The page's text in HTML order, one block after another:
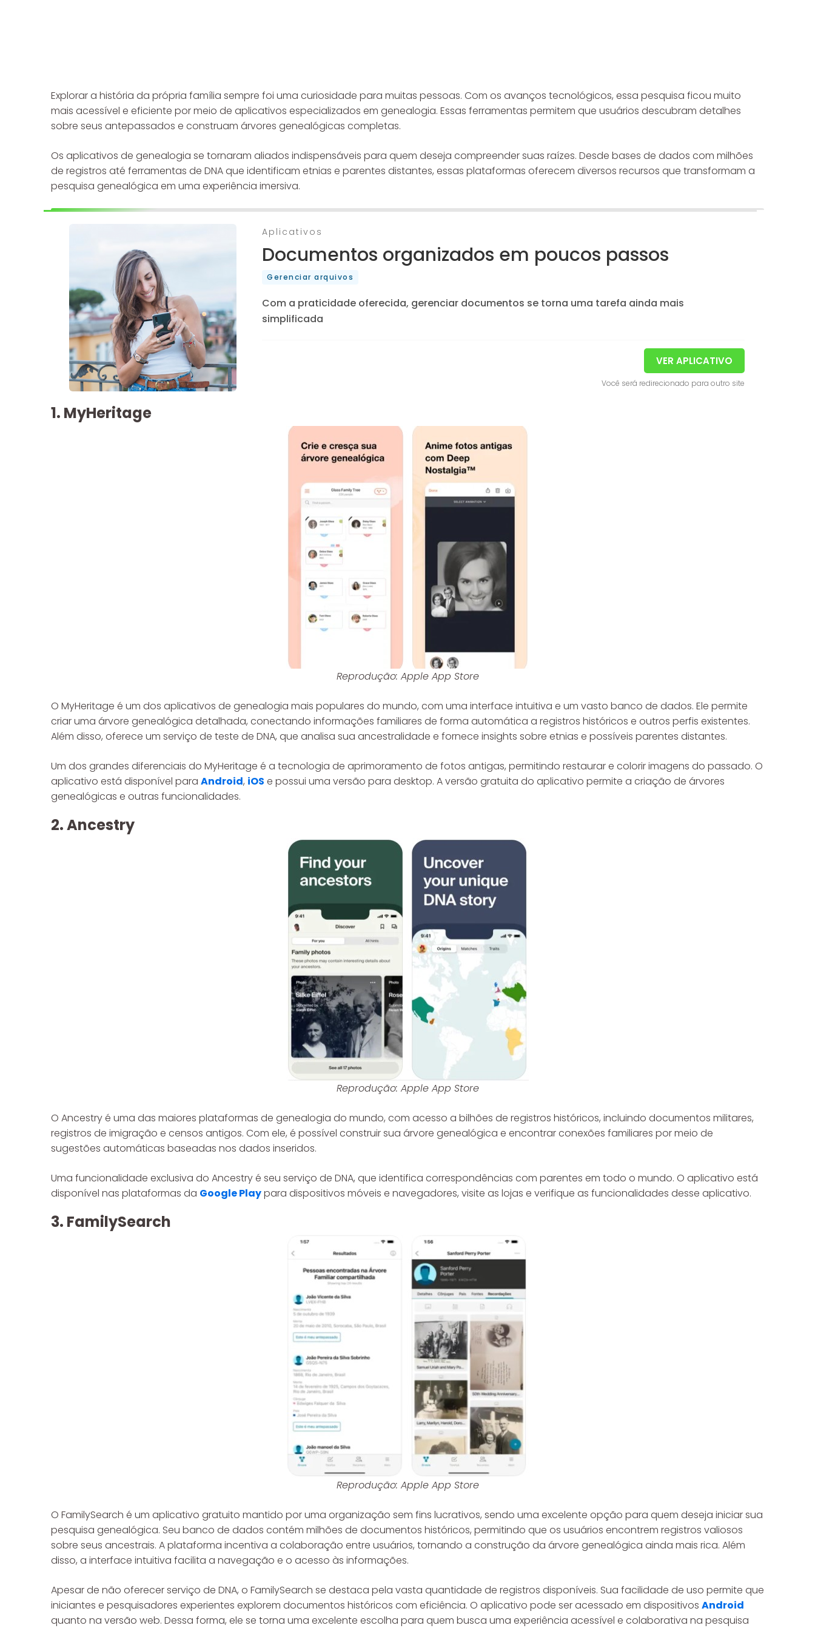
Explorar a história da própria família sempre foi uma curiosidade para muitas pessoas. Com os avanços tecnológicos, essa pesquisa ficou muito
mais acessível e eficiente por meio de aplicativos especializados em genealogia. Essas ferramentas permitem que usuários descubram detalhes
sobre seus antepassados e construam árvores genealógicas completas.
Os aplicativos de genealogia se tornaram aliados indispensáveis para quem deseja compreender suas raízes. Desde bases de dados com milhões
de registros até ferramentas de DNA que identificam etnias e parentes distantes, essas plataformas oferecem diversos recursos que transformam a
pesquisa genealógica em uma experiência imersiva.
Aplicativos
Documentos organizados em poucos passos
Gerenciar arquivos
Com a praticidade oferecida, gerenciar documentos se torna uma tarefa ainda mais
simplificada
VER APLICATIVO
Você será redirecionado para outro site
1. MyHeritage
Reprodução: Apple App Store
O MyHeritage é um dos aplicativos de genealogia mais populares do mundo, com uma interface intuitiva e um vasto banco de dados. Ele permite
criar uma árvore genealógica detalhada, conectando informações familiares de forma automática a registros históricos e outros perfis existentes.
Além disso, oferece um serviço de teste de DNA, que analisa sua ancestralidade e fornece insights sobre etnias e possíveis parentes distantes.
Um dos grandes diferenciais do MyHeritage é a tecnologia de aprimoramento de fotos antigas, permitindo restaurar e colorir imagens do passado. O
aplicativo está disponível para Android, iOS e possui uma versão para desktop. A versão gratuita do aplicativo permite a criação de árvores
genealógicas e outras funcionalidades.
2. Ancestry
Reprodução: Apple App Store
O Ancestry é uma das maiores plataformas de genealogia do mundo, com acesso a bilhões de registros históricos, incluindo documentos militares,
registros de imigração e censos antigos. Com ele, é possível construir sua árvore genealógica e encontrar conexões familiares por meio de
sugestões automáticas baseadas nos dados inseridos.
Uma funcionalidade exclusiva do Ancestry é seu serviço de DNA, que identifica correspondências com parentes em todo o mundo. O aplicativo está
disponível nas plataformas da Google Playpara dispositivos móveis e navegadores, visite as lojas e verifique as funcionalidades desse aplicativo.
3. FamilySearch
Reprodução: Apple App Store
O FamilySearch é um aplicativo gratuito mantido por uma organização sem fins lucrativos, sendo uma excelente opção para quem deseja iniciar sua
pesquisa genealógica. Seu banco de dados contém milhões de documentos históricos, permitindo que os usuários encontrem registros valiosos
sobre seus ancestrais. A plataforma incentiva a colaboração entre usuários, tornando a construção da árvore genealógica ainda mais rica. Além
disso, a interface intuitiva facilita a navegação e o acesso às informações.
Apesar de não oferecer serviço de DNA, o FamilySearch se destaca pela vasta quantidade de registros disponíveis. Sua facilidade de uso permite que
iniciantes e pesquisadores experientes explorem documentos históricos com eficiência. O aplicativo pode ser acessado em dispositivos Android
quanto na versão web. Dessa forma, ele se torna uma excelente escolha para quem busca uma experiência acessível e colaborativa na pesquisa